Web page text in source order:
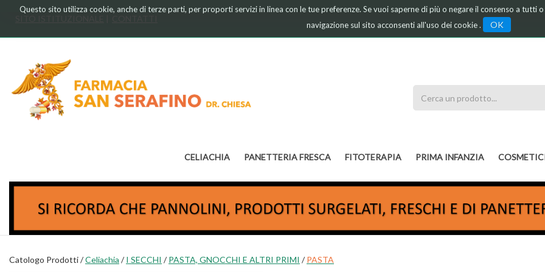
PassaQuesto sito utilizza cookie, anche di terze parti, per proporti servizi in linea con le tue preferenze. Se vuoi saperne di più o negare il consenso a tutti
navigazione sul sito acconsenti all'uso dei cookie .
OK
Prodotto
CELIACHIA PANETTERIA FRESCA FITOTERAPIA PRIMA INFANZIA
Catologo Prodotti /Celiachia /I SECCHI /PASTA, GNOCCHI E ALTRI PRIMI /PASTA